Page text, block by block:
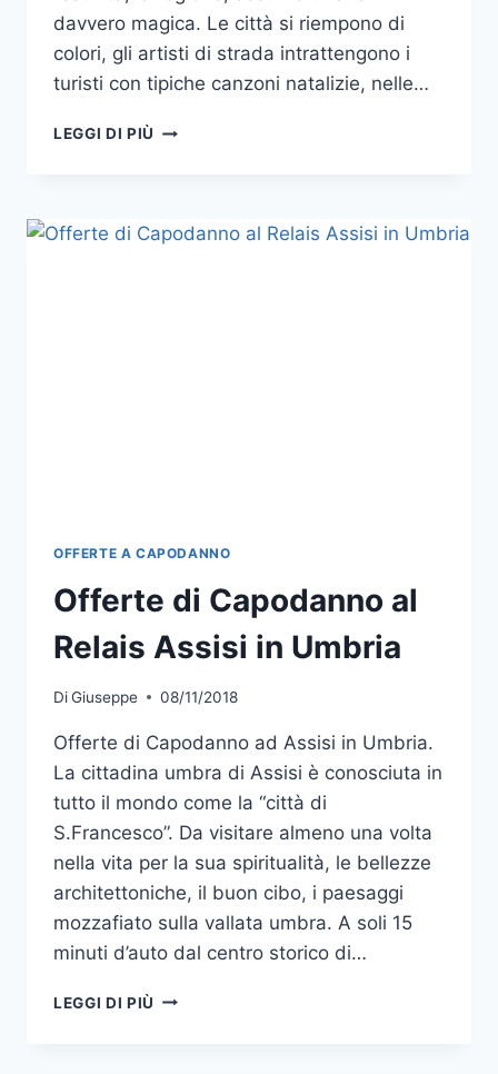
davvero magica. Le città si riempono di
colori, gli artisti di strada intrattengono i
turisti con tipiche canzoni natalizie, nelle…
LEGGI DI PIÙ OFFERTE
UMBRIA
OFFERTE A CAPODANNO
Offerte di Capodanno al
Relais Assisi in Umbria
DiGiuseppe 08/11/2018
Offerte di Capodanno ad Assisi in Umbria.
La cittadina umbra di Assisi è conosciuta in
tutto il mondo come la “città di
S.Francesco”. Da visitare almeno una volta
nella vita per la sua spiritualità, le bellezze
architettoniche, il buon cibo, i paesaggi
mozzafiato sulla vallata umbra. A soli 15
minuti d’auto dal centro storico di…
LEGGI DI PIÙ OFFERTE